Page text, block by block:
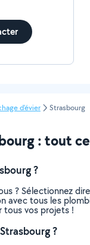
d'évier Strasbourg
: tout
?
? Sélectionnez
avec tous les
tous vos projets !
?